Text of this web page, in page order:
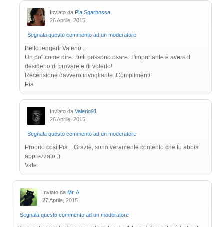
Inviato da Pia Sgarbossa
26 Aprile, 2015
Segnala questo commento ad un moderatore
Bello leggerti Valerio...
Un po" come dire...tutti possono osare...l'importante è avere il
desiderio di provare e di volerlo!
Recensione davvero invogliante. Complimenti!
Pia
Inviato da Valerio91
26 Aprile, 2015
Segnala questo commento ad un moderatore
Proprio così Pia... Grazie, sono veramente contento che tu abbia
apprezzato :)
Vale.
Inviato da Mr. A
27 Aprile, 2015
Segnala questo commento ad un moderatore